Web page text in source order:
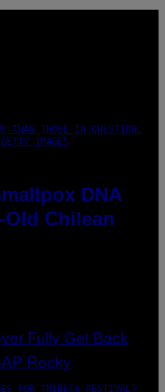
THAN THOSE IN QUESTION.
IMAGES
DNA
Old Chilean
FOR TRIBECA FESTIVAL)